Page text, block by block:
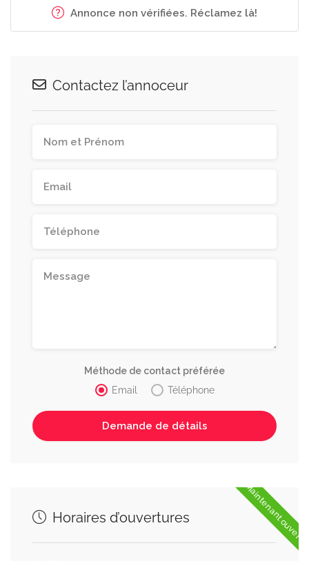
Annonce non vérifiées. Réclamez là!
Contactez l’annoceur
Méthode de contact préférée
Email
Téléphone
Maintenant ouvert
Horaires d’ouvertures